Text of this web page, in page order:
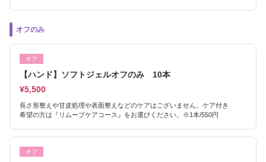
オフのみ
オフ
【ハンド】ソフトジェルオフのみ 10本
¥5,500
長さ形整えや甘皮処理や表面整えなどのケアはございません。ケア付き
希望の方は『リムーブケアコース』をお選びください。※1本/550円
オフ